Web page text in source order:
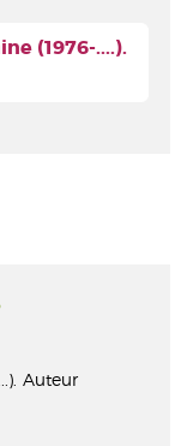
(1976-....).
Auteur